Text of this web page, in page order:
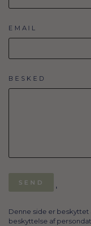
EMAIL
BESKED
SEND
'
Denne side er beskyttet
beskyttelse af